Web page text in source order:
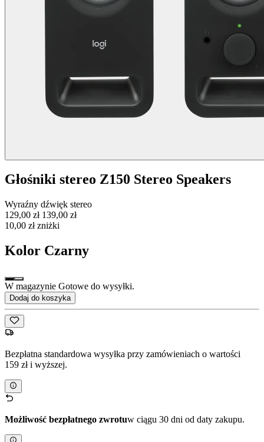
Głośniki stereo Z150 Stereo Speakers
Wyraźny dźwięk stereo
129,00 zł 139,00 zł
10,00 zł zniżki
Kolor Czarny
W magazynie Gotowe do wysyłki.
Dodaj do koszyka
Bezpłatna standardowa wysyłka przy zamówieniach o wartości
159 zł i wyższej.
Możliwość bezpłatnego zwrotuw ciągu 30 dni od daty zakupu.